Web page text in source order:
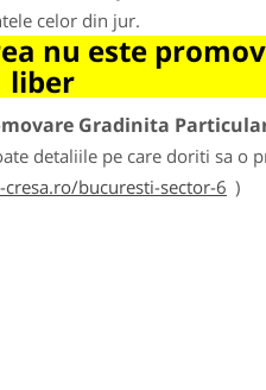
celor din jur.
nu este
liber
Gradinita
detaliile pe care doriti sa o
bucuresti-sector-6 )